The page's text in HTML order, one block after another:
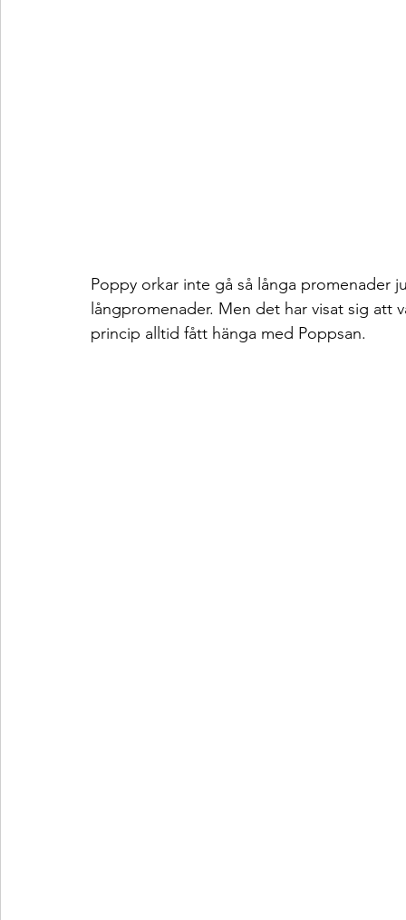
Poppy orkar inte gå så långa promenader
långpromenader. Men det har visat sig
princip alltid fått hänga med Poppsan.